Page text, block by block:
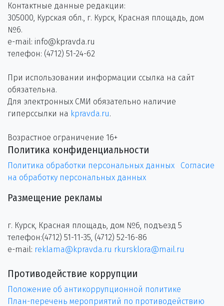
Контактные данные редакции:
305000, Курская обл., г. Курск, Красная площадь, дом
№6.
e-mail: info@kpravda.ru
телефон: (4712) 51-24-62
При использовании информации ссылка на сайт
обязательна.
Для электронных СМИ обязательно наличие
гиперссылки на kpravda.ru.
Возрастное ограничение 16+
Политика конфиденциальности
Политика обработки персональных данных
Согласие
на обработку персональных данных
Размещение рекламы
г. Курск, Красная площадь, дом №6, подъезд 5
телефон:(4712) 51-11-35, (4712) 52-16-86
e-mail: reklama@kpravda.ru rkursklora@mail.ru
Противодействие коррупции
Положение об антикоррупционной политике
План-перечень мероприятий по противодействию